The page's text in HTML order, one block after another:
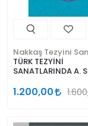
TÜRK TEZYİNİ
SANATLARINDA A.
1.200,00